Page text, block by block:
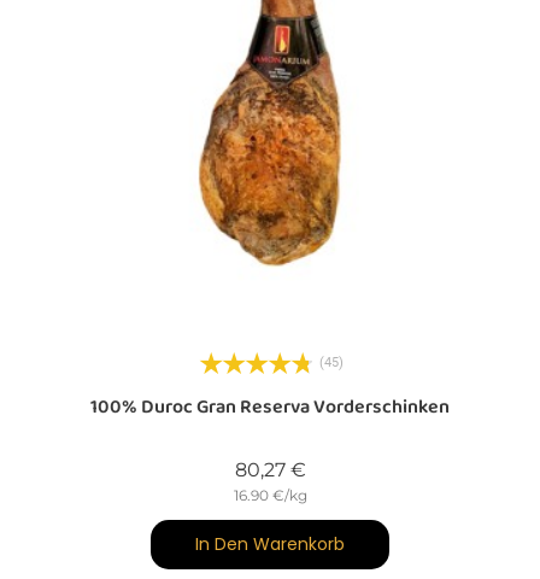
(45)
100% Duroc Gran Reserva Vorderschinken
80,27 €Preis
16.90 €/kg
In Den Warenkorb